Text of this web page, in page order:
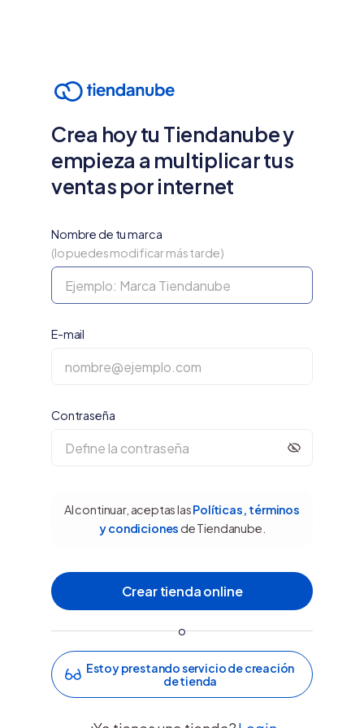
Crea hoy tu Tiendanube y
empieza a multiplicar tus
ventas por internet
Nombre de tu marca
(lo puedes modificar más tarde)
E-mail
Contraseña
Al continuar, aceptas lasPolíticas, términos
y condiciones de Tiendanube.
o
Estoy prestando servicio de creación
de tienda